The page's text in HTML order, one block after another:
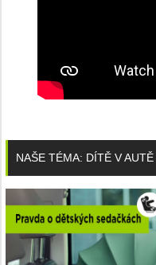
NAŠE TÉMA: DÍTĚ V AUTĚ